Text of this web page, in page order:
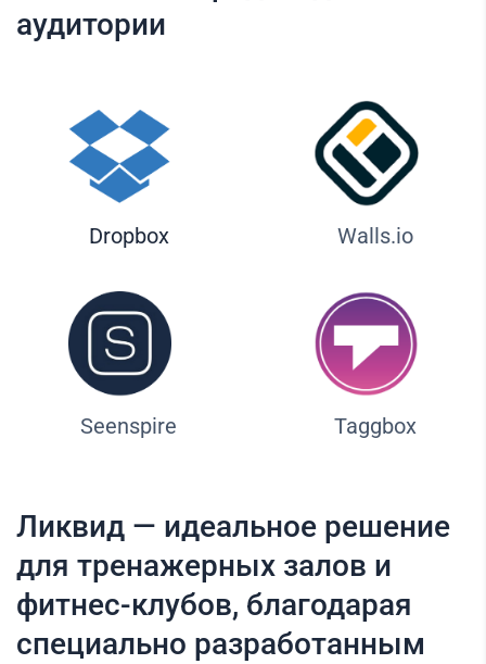
аудитории
Dropbox Walls.io
Seenspire Taggbox
Ликвид — идеальное решение
для тренажерных залов и
фитнес-клубов, благодарая
специально разработанным